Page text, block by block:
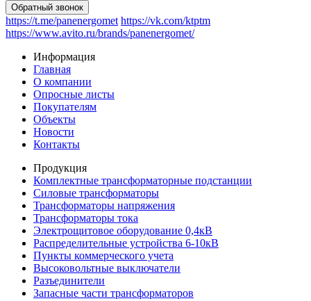
https://t.me/panenergomet https://vk.com/ktptm
https://www.avito.ru/brands/panenergomet/
Информация
Главная
О компании
Опросные листы
Покупателям
Объекты
Новости
Контакты
Продукция
Комплектные трансформаторные подстанции
Силовые трансформаторы
Трансформаторы напряжения
Трансформаторы тока
Электрощитовое оборудование 0,4кВ
Распределительные устройства 6-10кВ
Пункты коммерческого учета
Высоковольтные выключатели
Разъединители
Запасные части трансформаторов